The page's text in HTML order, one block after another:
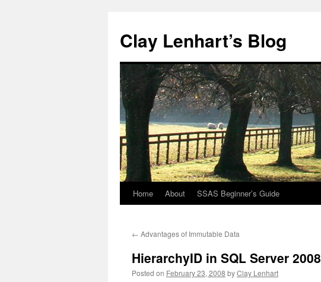
Clay Lenhart’s Blog
Skip
content
Home About SSAS Beginner’s Guide
← Advantages of Immutable Data
HierarchyID in SQL Server 2008
Posted on February 23, 2008 byClay Lenhart